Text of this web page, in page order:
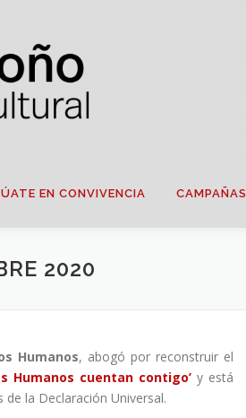
EN CONVIVENCIA CAMPAÑAS
2020
Humanos, abogó por reconstruir el
Humanos cuentan contigo’ y está
la Declaración Universal.